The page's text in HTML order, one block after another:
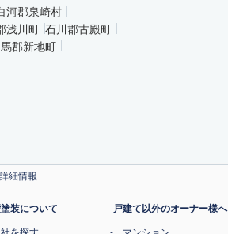
河郡泉崎村
浅川町 石川郡古殿町
郡新地町
細情報
装について
を探す
戸建て以外のオーナー様へ
マンション